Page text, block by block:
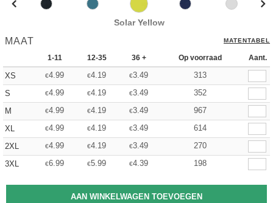
Solar Yellow
MAAT MATENTABEL
1-11 12-35 36 + Op voorraad Aant.
XS €4.99 €4.19 €3.49
313
S
€4.99 €4.19 €3.49
352
M
€4.99 €4.19 €3.49
967
XL
€4.99 €4.19 €3.49
614
2XL
€4.99 €4.19 €3.49
270
3XL
€6.99 €5.99 €4.39 198